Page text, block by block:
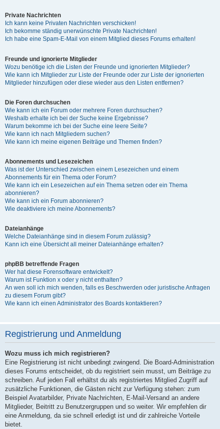
Private Nachrichten
Ich kann keine Privaten Nachrichten verschicken!
Ich bekomme ständig unerwünschte Private Nachrichten!
Ich habe eine Spam-E-Mail von einem Mitglied dieses Forums erhalten!
Freunde und ignorierte Mitglieder
Wozu benötige ich die Listen der Freunde und ignorierten Mitglieder?
Wie kann ich Mitglieder zur Liste der Freunde oder zur Liste der ignorierten
Mitglieder hinzufügen oder diese wieder aus den Listen entfernen?
Die Foren durchsuchen
Wie kann ich ein Forum oder mehrere Foren durchsuchen?
Weshalb erhalte ich bei der Suche keine Ergebnisse?
Warum bekomme ich bei der Suche eine leere Seite?
Wie kann ich nach Mitgliedern suchen?
Wie kann ich meine eigenen Beiträge und Themen finden?
Abonnements und Lesezeichen
Was ist der Unterschied zwischen einem Lesezeichen und einem
Abonnements für ein Thema oder Forum?
Wie kann ich ein Lesezeichen auf ein Thema setzen oder ein Thema
abonnieren?
Wie kann ich ein Forum abonnieren?
Wie deaktiviere ich meine Abonnements?
Dateianhänge
Welche Dateianhänge sind in diesem Forum zulässig?
Kann ich eine Übersicht all meiner Dateianhänge erhalten?
phpBB betreffende Fragen
Wer hat diese Forensoftware entwickelt?
Warum ist Funktion x oder y nicht enthalten?
An wen soll ich mich wenden, falls es Beschwerden oder juristische Anfragen
zu diesem Forum gibt?
Wie kann ich einen Administrator des Boards kontaktieren?
Registrierung und Anmeldung
Wozu muss ich mich registrieren?
Eine Registrierung ist nicht unbedingt zwingend. Die Board-Administration
dieses Forums entscheidet, ob du registriert sein musst, um Beiträge zu
schreiben. Auf jeden Fall erhältst du als registriertes Mitglied Zugriff auf
zusätzliche Funktionen, die Gästen nicht zur Verfügung stehen: zum
Beispiel Avatarbilder, Private Nachrichten, E-Mail-Versand an andere
Mitglieder, Beitritt zu Benutzergruppen und so weiter. Wir empfehlen dir
eine Anmeldung, da sie schnell erledigt ist und dir zahlreiche Vorteile
bietet.